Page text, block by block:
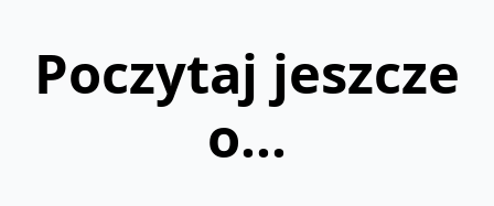
Poczytaj jeszcze
o...